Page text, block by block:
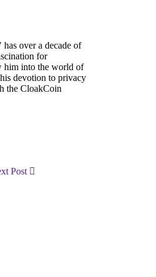
over a decade of
for
him into the world of
devotion to privacy
the CloakCoin
Post